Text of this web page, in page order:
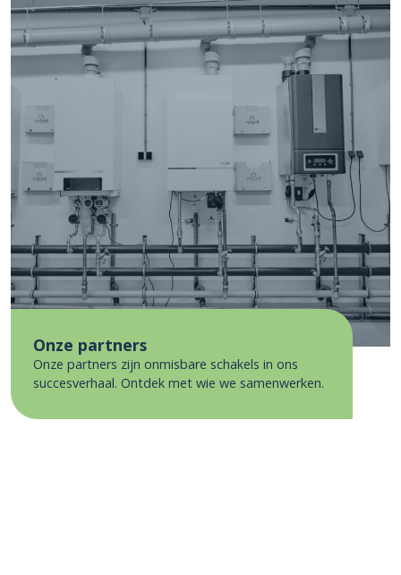
Onze partners
Onze partners zijn onmisbare schakels in ons
succesverhaal. Ontdek met wie we samenwerken.